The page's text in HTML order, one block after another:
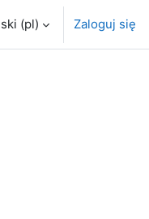
‎(pl)‎ Zaloguj się